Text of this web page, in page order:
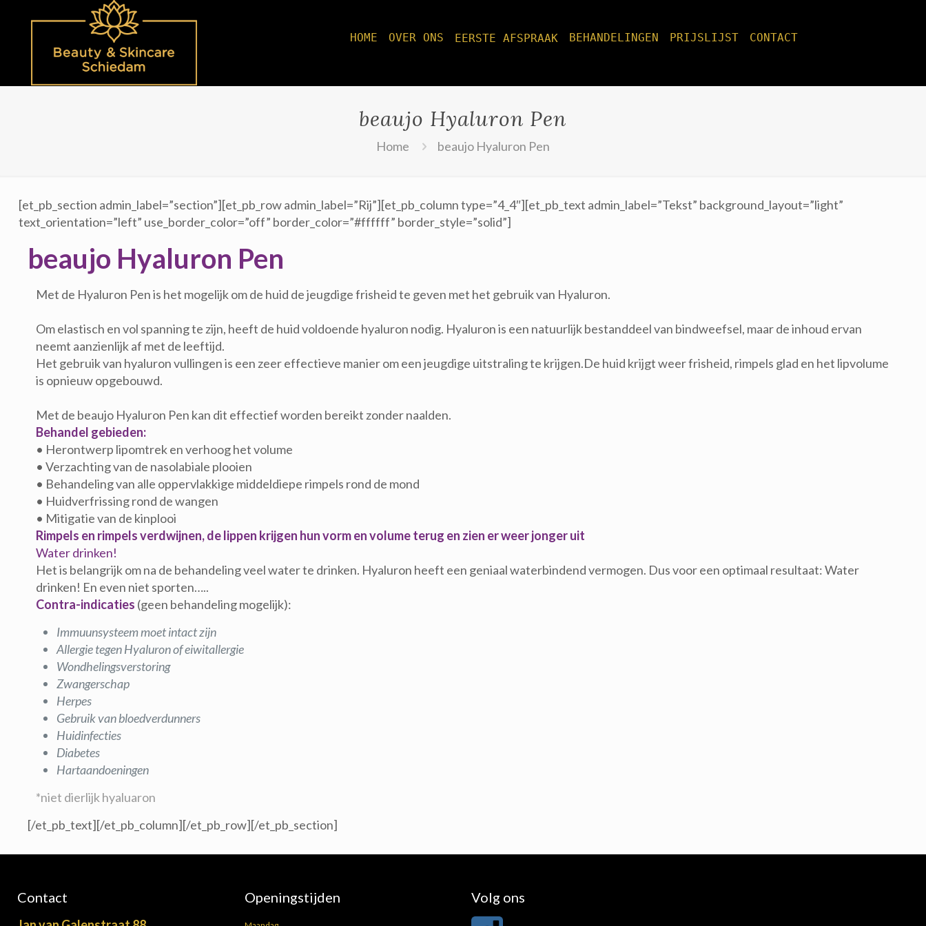
HOME OVER ONS EERSTE AFSPRAAK BEHANDELINGEN PRIJSLIJST CONTACT
beaujo Hyaluron Pen
Home beaujo Hyaluron Pen
[et_pb_section admin_label=”section”][et_pb_row admin_label=”Rij”][et_pb_column type=”4_4″][et_pb_text admin_label=”Tekst” background_layout=”light”
text_orientation=”left” use_border_color=”off” border_color=”#ffffff” border_style=”solid”]
beaujo Hyaluron Pen
Met de Hyaluron Pen is het mogelijk om de huid de jeugdige frisheid te geven met het gebruik van Hyaluron.
Om elastisch en vol spanning te zijn, heeft de huid voldoende hyaluron nodig. Hyaluron is een natuurlijk bestanddeel van bindweefsel, maar de inhoud ervan
neemt aanzienlijk af met de leeftijd.
Het gebruik van hyaluron vullingen is een zeer effectieve manier om een jeugdige uitstraling te krijgen.De huid krijgt weer frisheid, rimpels glad en het lipvolume
is opnieuw opgebouwd.
Met de beaujo Hyaluron Pen kan dit effectief worden bereikt zonder naalden.
Behandel gebieden:
• Herontwerp lipomtrek en verhoog het volume
• Verzachting van de nasolabiale plooien
• Behandeling van alle oppervlakkige middeldiepe rimpels rond de mond
• Huidverfrissing rond de wangen
• Mitigatie van de kinplooi
Rimpels en rimpels verdwijnen, de lippen krijgen hun vorm en volume terug en zien er weer jonger uit
Water drinken!
Het is belangrijk om na de behandeling veel water te drinken. Hyaluron heeft een geniaal waterbindend vermogen. Dus voor een optimaal resultaat: Water
drinken! En even niet sporten…..
Contra-indicaties (geen behandeling mogelijk):
Immuunsysteem moet intact zijn
Allergie tegen Hyaluron of eiwitallergie
Wondhelingsverstoring
Zwangerschap
Herpes
Gebruik van bloedverdunners
Huidinfecties
Diabetes
Hartaandoeningen
*niet dierlijk hyaluaron
[/et_pb_text][/et_pb_column][/et_pb_row][/et_pb_section]
Contact Openingstijden Volg ons